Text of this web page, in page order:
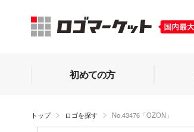
初めての方
トップ ロゴを探す No.43476「OZON」